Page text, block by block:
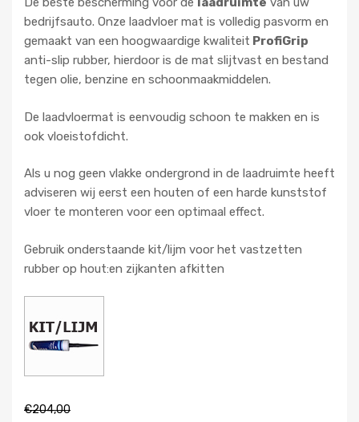
bedrijfsauto. Onze laadvloer mat is volledig pasvorm en
gemaakt van een hoogwaardige kwaliteit ProfiGrip
anti-slip rubber, hierdoor is de mat slijtvast en bestand
tegen olie, benzine en schoonmaakmiddelen.
De laadvloermat is eenvoudig schoon te makken en is
ook vloeistofdicht.
Als u nog geen vlakke ondergrond in de laadruimte heeft
adviseren wij eerst een houten of een harde kunststof
vloer te monteren voor een optimaal effect.
Gebruik onderstaande kit/lijm voor het vastzetten
rubber op hout:en zijkanten afkitten
€204,00